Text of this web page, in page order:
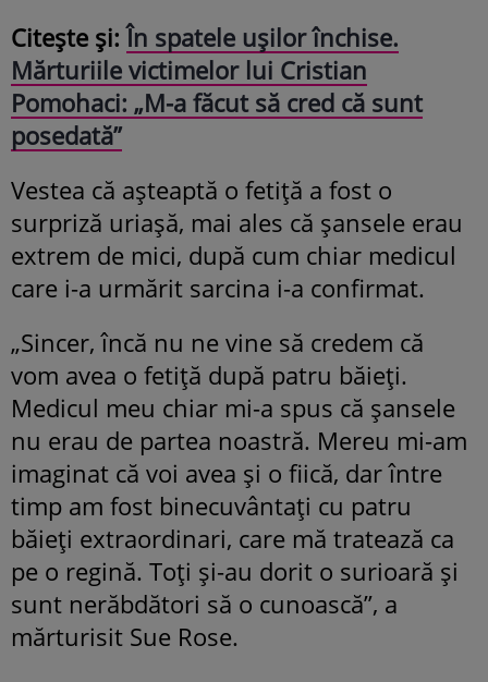
Citește și:În spatele ușilor închise.
Mărturiile victimelor lui Cristian
Pomohaci: „M-a făcut să cred că sunt
posedată”
Vestea că așteaptă o fetiță a fost o
surpriză uriașă, mai ales că șansele erau
extrem de mici, după cum chiar medicul
care i-a urmărit sarcina i-a confirmat.
„Sincer, încă nu ne vine să credem că
vom avea o fetiță după patru băieți.
Medicul meu chiar mi-a spus că șansele
nu erau de partea noastră. Mereu mi-am
imaginat că voi avea și o fiică, dar între
timp am fost binecuvântați cu patru
băieți extraordinari, care mă tratează ca
pe o regină. Toți și-au dorit o surioară și
sunt nerăbdători să o cunoască”, a
mărturisit Sue Rose.